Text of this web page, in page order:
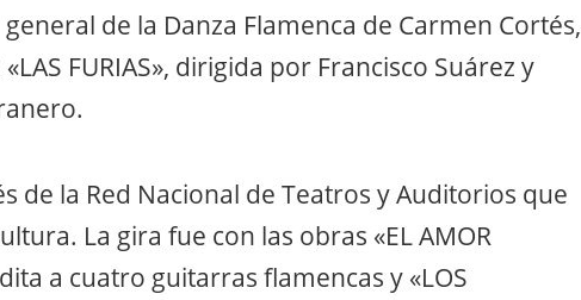
de la Danza Flamenca de Carmen Cortés,
FURIAS», dirigida por Francisco Suárez y
de la Red Nacional de Teatros y Auditorios que
La gira fue con las obras «EL AMOR
a cuatro guitarras flamencas y «LOS